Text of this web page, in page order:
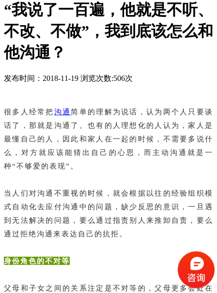
“我说了一百遍，他就是不听、
不改、不做”，我到底该怎么和
他沟通？
发布时间：2018-11-19 浏览次数:506次
很多人经常把沟通简单的理解为说话，认为两个人只要谈
话了，那就是沟通了。也有的人理想化的人认为，家人是
最懂自己的人，因此和家人在一起的时候，不需要多说什
么，对方就应该能猜出自己的心思，而主动沟通就是一
种“不够爱的表现”。
当人们对沟通不重视的时候，就会根据以往的经验组织模
式自动化去应付沟通中的问题，缺少反思的意识，一旦遇
到无法解决的问题，要么通过指责别人来推卸自责，要么
通过拒绝沟通来表达自己的抗拒。
身份角色的不对等
父母和子女之间的关系注定是不对等的，父母更多会处在